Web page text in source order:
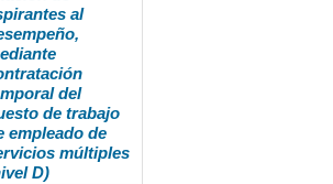
al
del
de trabajo
empleado de
múltiples
D)